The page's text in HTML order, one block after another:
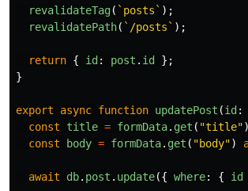
revalidateTag( `posts` );
revalidatePath( `/posts` );
return { id : post . id
};
}
export async function updatePost (id :
const
title = formData. get ( "title")
const
body = formData. get ( "body")
await db. post . update({ where: { id